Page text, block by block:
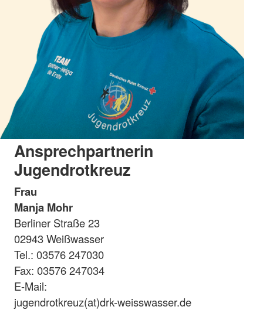
Ansprechpartnerin
Jugendrotkreuz
Frau
Manja Mohr
Berliner Straße 23
02943 Weißwasser
Tel.: 03576 247030
Fax: 03576 247034
E-Mail:
jugendrotkreuz(at)drk-weisswasser.de